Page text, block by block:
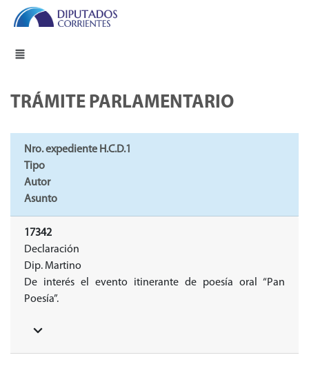
TRÁMITE PARLAMENTARIO
Nro. expediente H.C.D.1
Tipo
Autor
Asunto
17342
Declaración
Dip. Martino
De interés el evento itinerante de poesía oral “Pan
Poesía”.